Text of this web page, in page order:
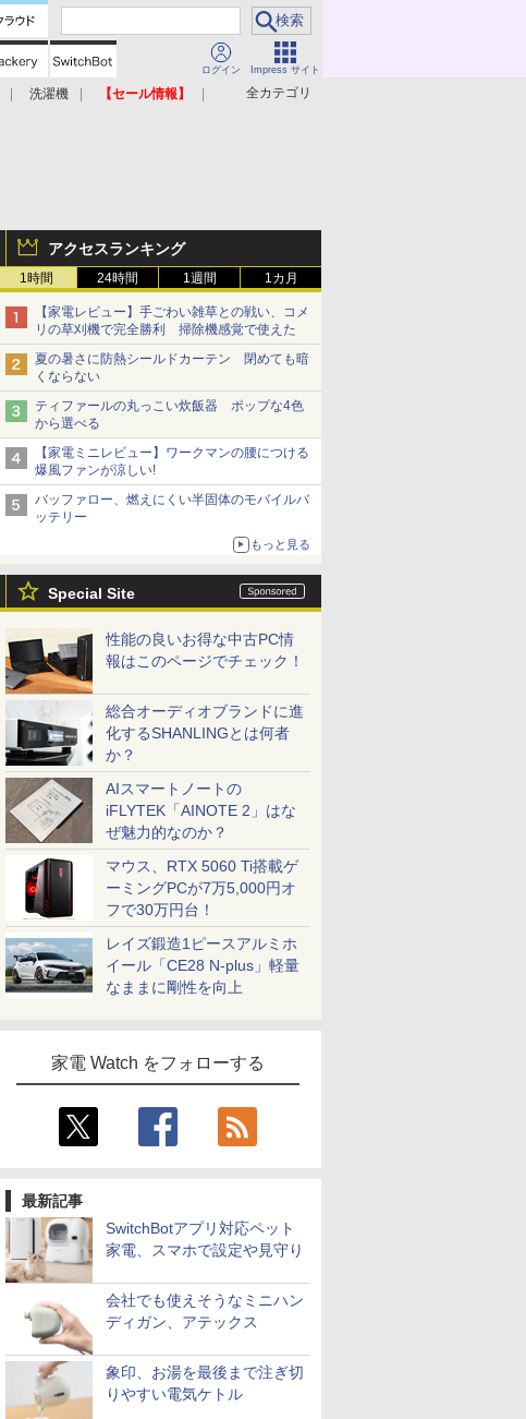
ログイン Impress サイト
全カテゴリ
洗濯機
【セール情報】
アクセスランキング
1時間 24時間 1週間 1カ月
【家電レビュー】手ごわい雑草との戦い、コメ
リの草刈機で完全勝利 掃除機感覚で使えた
夏の暑さに防熱シールドカーテン 閉めても暗
くならない
ティファールの丸っこい炊飯器 ポップな4色
から選べる
【家電ミニレビュー】ワークマンの腰につける
爆風ファンが涼しい!
バッファロー、燃えにくい半固体のモバイルバ
ッテリー
もっと見る
Special Site
性能の良いお得な中古PC情
報はこのページでチェック！
総合オーディオブランドに進
化するSHANLINGとは何者
か？
AIスマートノートの
iFLYTEK「AINOTE 2」はな
ぜ魅力的なのか？
マウス、RTX 5060 Ti搭載ゲ
ーミングPCが7万5,000円オ
フで30万円台！
レイズ鍛造1ピースアルミホ
イール「CE28 N-plus」軽量
なままに剛性を向上
家電 Watch をフォローする
最新記事
SwitchBotアプリ対応ペット
家電、スマホで設定や見守り
会社でも使えそうなミニハン
ディガン、アテックス
象印、お湯を最後まで注ぎ切
りやすい電気ケトル